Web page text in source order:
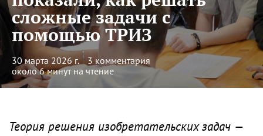
сложные задачи с
помощью ТРИЗ
30 марта 2026 г.
3 комментария
около 6 минут на чтение
Теория решения изобретательских задач —